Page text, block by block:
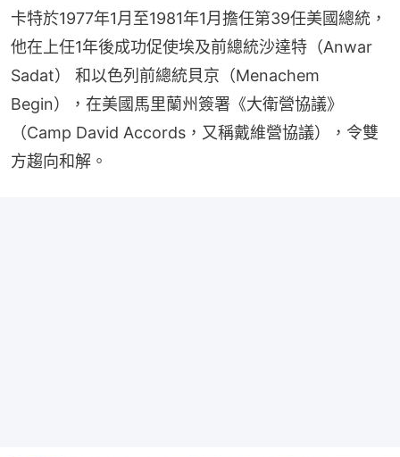
卡特於1977年1月至1981年1月擔任第39任美國總統，
他在上任1年後成功促使埃及前總統沙達特（Anwar
Sadat） 和以色列前總統貝京（Menachem
Begin），在美國馬里蘭州簽署《大衛營協議》
（Camp David Accords，又稱戴維營協議），令雙
方趨向和解。